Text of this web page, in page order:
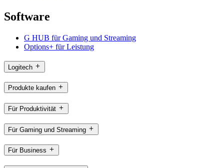
Software
G HUB für Gaming und Streaming
Options+ für Leistung
Logitech
Produkte kaufen
Für Produktivität
Für Gaming und Streaming
Für Business